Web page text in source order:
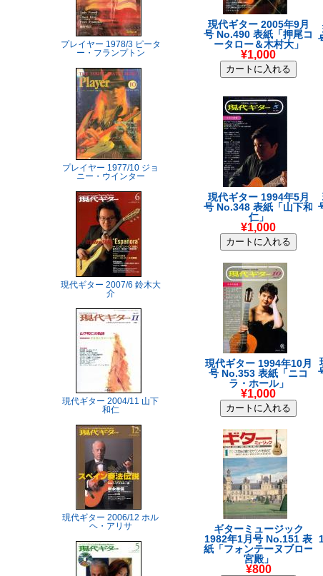
プレイヤー 1978/3 ピータ
ー・フランプトン
プレイヤー 1977/10 ジョ
ニー・ウインター
現代ギター 2007/6 鈴木大
介
現代ギター 2004/11 山下
和仁
現代ギター 2006/12 ホル
ヘ・アリサ
現代ギター 2005年9月
号 No.490 表紙「押尾コ
ータロー＆木村大」
¥1,000
現代ギター 1994年5月
号 No.348 表紙「山下和
仁」
¥1,000
現代ギター 1994年10月
号 No.353 表紙「ニコ
ラ・ホール」
¥1,000
ギターミュージック
1982年1月号 No.151 表
紙「フォンテーヌブロー
宮殿」
¥800